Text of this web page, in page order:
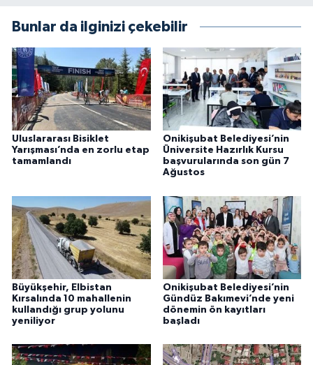
Bunlar da ilginizi çekebilir
Uluslararası Bisiklet
Yarışması’nda en zorlu etap
tamamlandı
Onikişubat Belediyesi’nin
Üniversite Hazırlık Kursu
başvurularında son gün 7
Ağustos
Büyükşehir, Elbistan
Kırsalında 10 mahallenin
kullandığı grup yolunu
yeniliyor
Onikişubat Belediyesi’nin
Gündüz Bakımevi’nde yeni
dönemin ön kayıtları
başladı